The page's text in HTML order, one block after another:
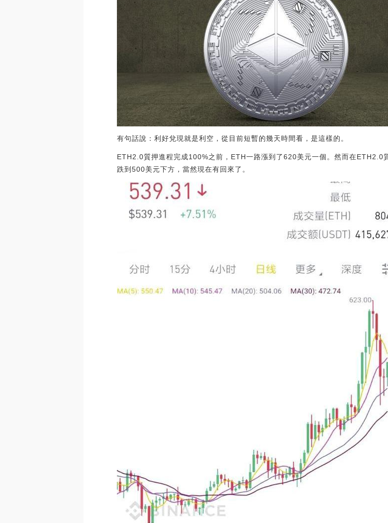
有句話說：利好兌現就是利空，從目前短暫的幾天時間看，是這樣的。
ETH2.0質押進程完成100%之前，ETH一路漲到了620美元一個。然而在ETH2.0
跌到500美元下方，當然現在有回來了。